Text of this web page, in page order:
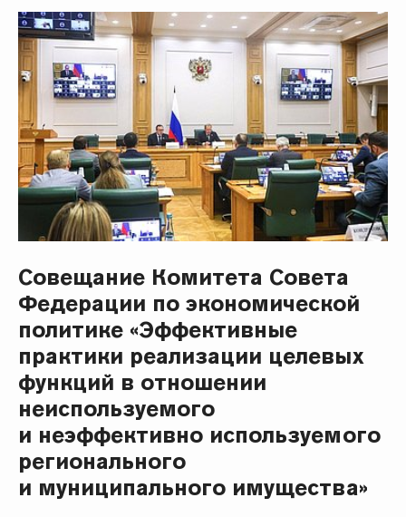
Совещание Комитета Совета
Федерации по экономической
политике «Эффективные
практики реализации целевых
функций в отношении
неиспользуемого
и неэффективно используемого
регионального
и муниципального имущества»